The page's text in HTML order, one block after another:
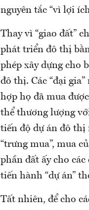
nguyên tắc “vì lợi
Thay vì “giao đất”
phát triển đô thị
phép xây dựng cho
đô thị. Các “đại
hợp họ đã mua
thể thương lượng
tiến độ dự án đô thị
“trưng mua”, mua
phần đất ấy cho
tiến hành “dự án”
Tất nhiên, để cho